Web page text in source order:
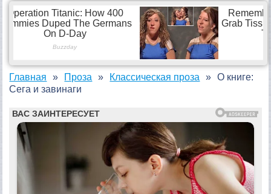
Главная Проза Классическая проза
О книге:
Сега и завинаги